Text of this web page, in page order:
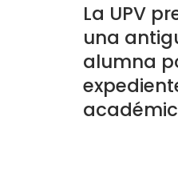
La UPV
una
alumna